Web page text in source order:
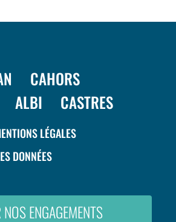
CAHORS
ALBI CASTRES
LÉGALES
DONNÉES
ENGAGEMENTS